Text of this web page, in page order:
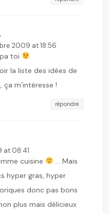
2009 at 18:56
toi
la liste des idées de
ça m’intéresse !
répondre
at 08:41
cuisine
… Mais
hyper gras, hyper
donc pas bons
plus mais délicieux